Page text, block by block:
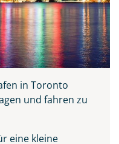
in Toronto
und fahren zu
eine kleine